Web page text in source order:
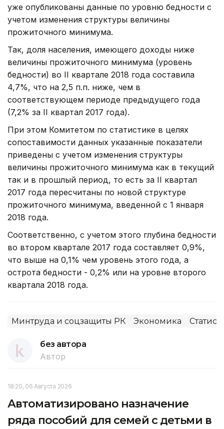
уже опубликованы данные по уровню бедности с
учетом изменения структуры величины
прожиточного минимума.
Так, доля населения, имеющего доходы ниже
величины прожиточного минимума (уровень
бедности) во II квартале 2018 года составила
4,7%, что на 2,5 п.п. ниже, чем в
соответствующем периоде предыдущего года
(7,2% за II квартал 2017 года).
При этом Комитетом по статистике в целях
сопоставимости данных указанные показатели
приведены с учетом изменения структуры
величины прожиточного минимума как в текущий
так и в прошлый период, то есть за II квартал
2017 года пересчитаны по новой структуре
прожиточного минимума, введенной с 1 января
2018 года.
Соответственно, с учетом этого глубина бедности
во втором квартале 2017 года составляет 0,9%,
что выше на 0,1% чем уровень этого года, а
острота бедности - 0,2% или на уровне второго
квартала 2018 года.
Минтруда и соцзащиты РК Экономика
без автора
Автор
18:20, 06 Августа 2026
Автоматизировано назначение
ряда пособий для семей с детьми в